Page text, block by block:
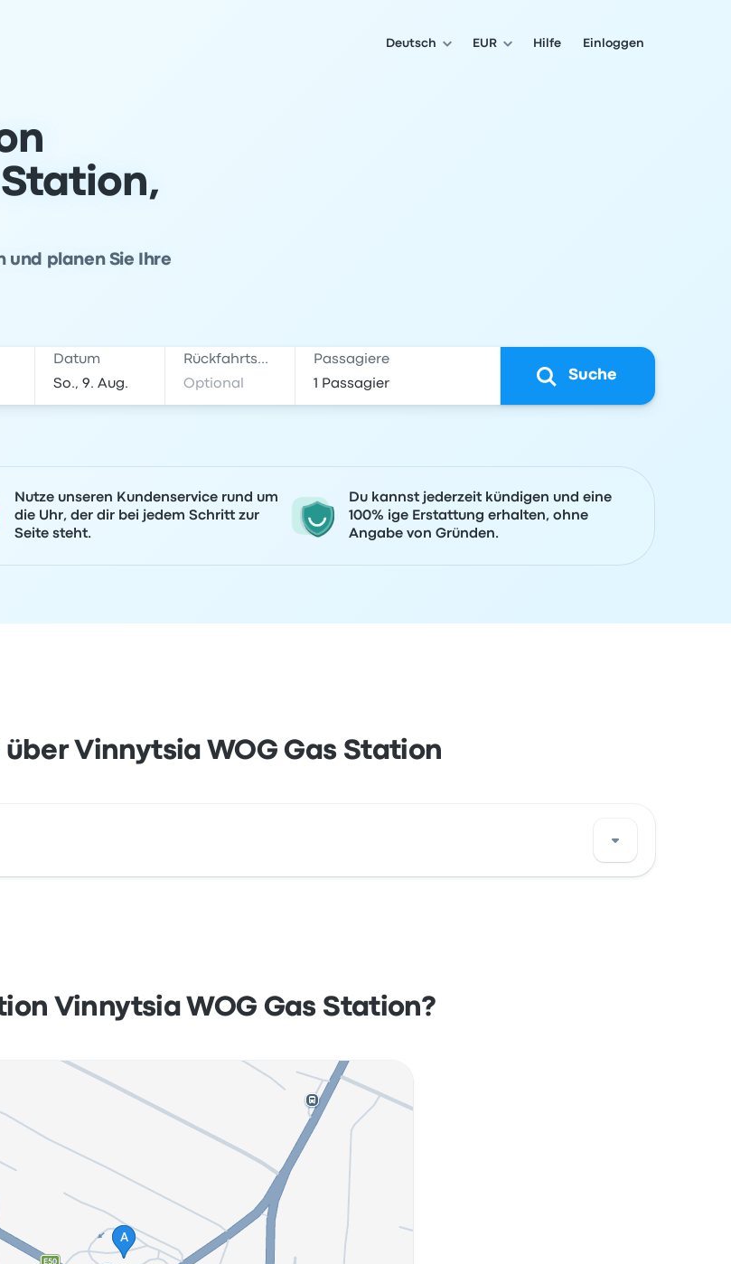
Deutsch EUR Hilfe Einloggen
und planen Sie Ihre
Datum Rückfahrtsdatum Passagiere
Suche
Nutze unseren Kundenservice rund um
die Uhr, der dir bei jedem Schritt zur
Seite steht.
Du kannst jederzeit kündigen und eine
100% ige Erstattung erhalten, ohne
Angabe von Gründen.
Vinnytsia WOG Gas Station
Vinnytsia WOG Gas Station?